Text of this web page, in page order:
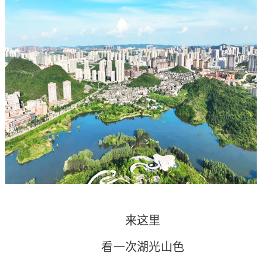
来这里
看一次湖光山色